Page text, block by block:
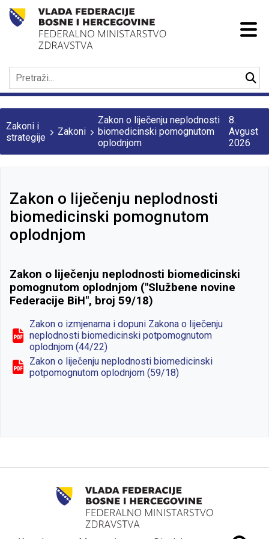
Zakoni i
strategije
Zakoni
Zakon o liječenju neplodnosti
biomedicinski pomognutom
oplodnjom
8.
Avgust
2026
Zakon o liječenju neplodnosti
biomedicinski pomognutom
oplodnjom
Zakon o liječenju neplodnosti biomedicinski
pomognutom oplodnjom ("Službene novine
Federacije BiH", broj 59/18)
Zakon o izmjenama i dopuni Zakona o liječenju
neplodnosti biomedicinski potpomognutom
oplodnjom (44/22)
Zakon o liječenju neplodnosti biomedicinski
potpomognutom oplodnjom (59/18)